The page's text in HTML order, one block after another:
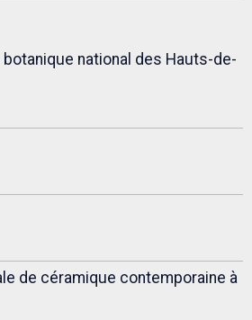
national des Hauts-de-
de céramique contemporaine à